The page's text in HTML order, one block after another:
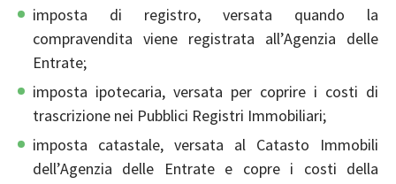
imposta di registro, versata quando la
compravendita viene registrata all’Agenzia delle
Entrate;
imposta ipotecaria, versata per coprire i costi di
trascrizione nei Pubblici Registri Immobiliari;
imposta catastale, versata al Catasto Immobili
dell’Agenzia delle Entrate e copre i costi della